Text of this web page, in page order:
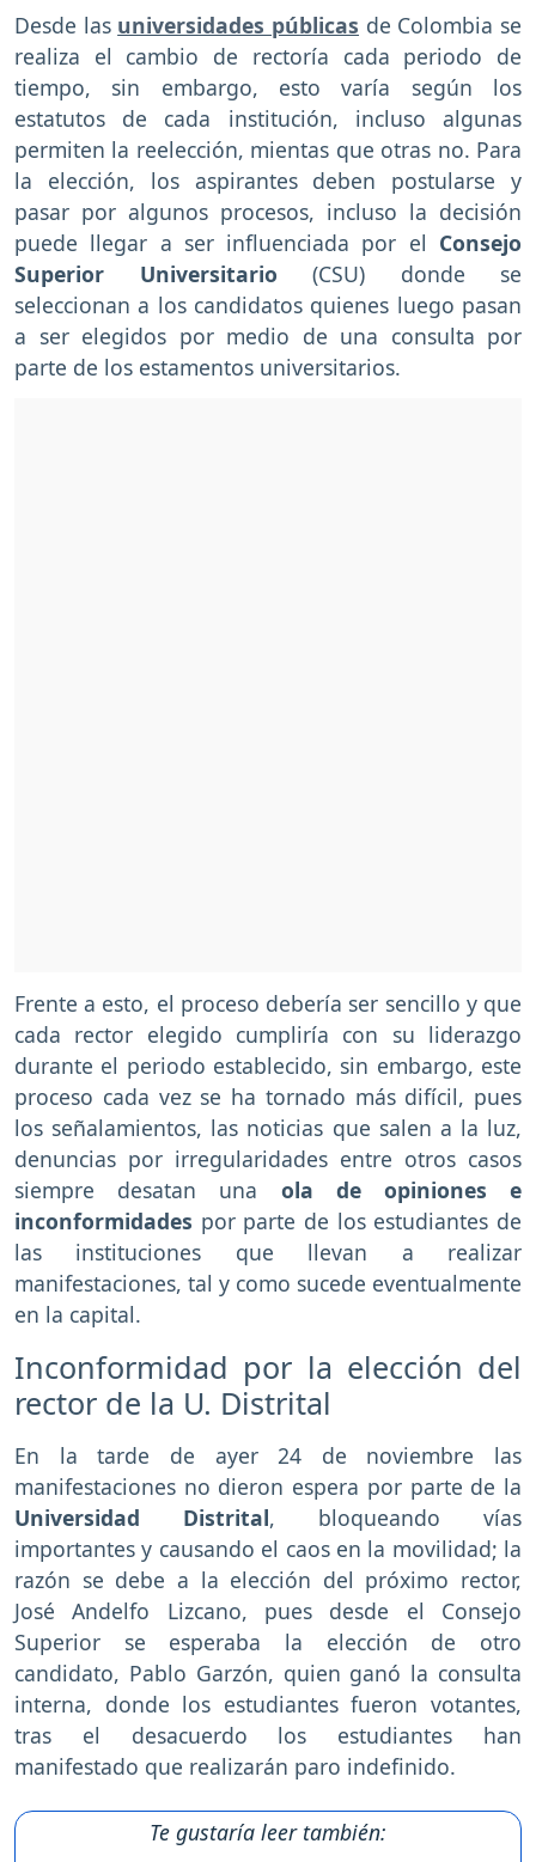
Desde las universidades públicas de Colombia se
realiza el cambio de rectoría cada periodo de
tiempo, sin embargo, esto varía según los
estatutos de cada institución, incluso algunas
permiten la reelección, mientas que otras no. Para
la elección, los aspirantes deben postularse y
pasar por algunos procesos, incluso la decisión
puede llegar a ser influenciada por el Consejo
Superior Universitario (CSU) donde se
seleccionan a los candidatos quienes luego pasan
a ser elegidos por medio de una consulta por
parte de los estamentos universitarios.
Frente a esto, el proceso debería ser sencillo y que
cada rector elegido cumpliría con su liderazgo
durante el periodo establecido, sin embargo, este
proceso cada vez se ha tornado más difícil, pues
los señalamientos, las noticias que salen a la luz,
denuncias por irregularidades entre otros casos
siempre desatan una ola de opiniones e
inconformidades por parte de los estudiantes de
las instituciones que llevan a realizar
manifestaciones, tal y como sucede eventualmente
en la capital.
Inconformidad por la elección del
rector de la U. Distrital
En la tarde de ayer 24 de noviembre las
manifestaciones no dieron espera por parte de la
Universidad Distrital, bloqueando vías
importantes y causando el caos en la movilidad; la
razón se debe a la elección del próximo rector,
José Andelfo Lizcano, pues desde el Consejo
Superior se esperaba la elección de otro
candidato, Pablo Garzón, quien ganó la consulta
interna, donde los estudiantes fueron votantes,
tras el desacuerdo los estudiantes han
manifestado que realizarán paro indefinido.
Te gustaría leer también: